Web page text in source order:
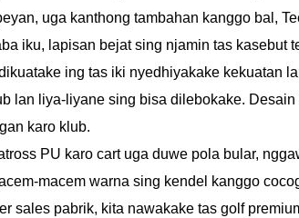
uga kanthong tambahan kanggo bal,
iku, lapisan bejat sing njamin tas kasebut
ing tas iki nyedhiyakake kekuatan
lan liya-liyane sing bisa dilebokake.
karo klub.
PU karo cart uga duwe pola bular,
macem warna sing kendel kanggo
sales pabrik, kita nawakake tas golf